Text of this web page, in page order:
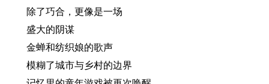
除了巧合，更像是一场
盛大的阴谋
金蝉和纺织娘的歌声
模糊了城市与乡村的边界